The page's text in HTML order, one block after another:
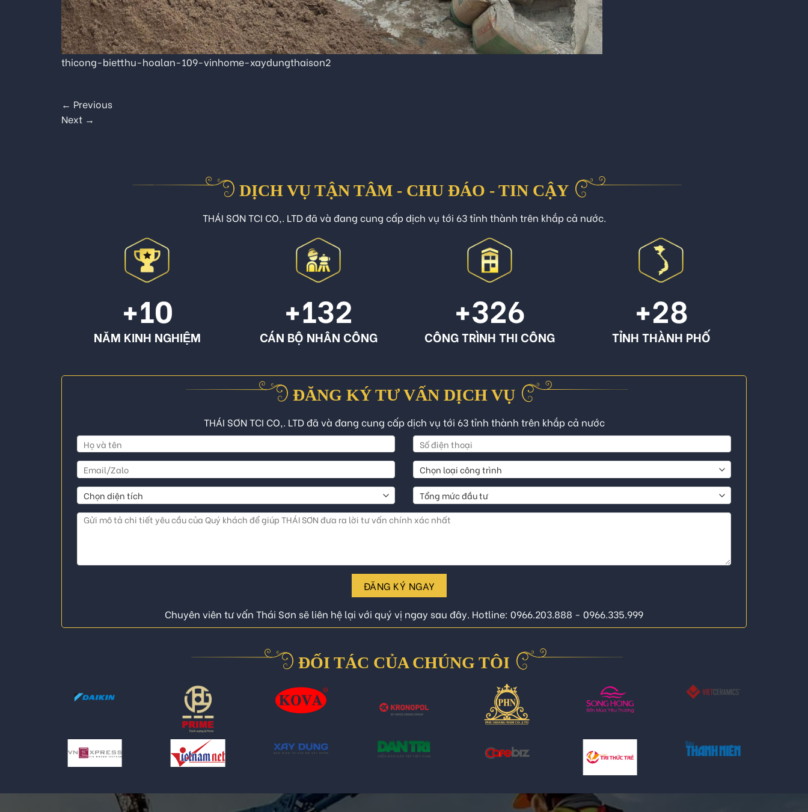
thicong-bietthu-hoalan-109-vinhome-xaydungthaison2
← Previous
Next →
DỊCH VỤ TẬN TÂM - CHU ĐÁO - TIN CẬY
THÁI SƠN TCI CO,. LTD đã và đang cung cấp dịch vụ tới 63 tỉnh thành trên khắp cả nước.
+10
NĂM KINH NGHIỆM
+132
CÁN BỘ NHÂN CÔNG
+326
CÔNG TRÌNH THI CÔNG
+28
TỈNH THÀNH PHỐ
ĐĂNG KÝ TƯ VẤN DỊCH VỤ
THÁI SƠN TCI CO,. LTD đã và đang cung cấp dịch vụ tới 63 tỉnh thành trên khắp cả nước
ĐĂNG KÝ NGAY
Chuyên viên tư vấn Thái Sơn sẽ liên hệ lại với quý vị ngay sau đây. Hotline: 0966.203.888 - 0966.335.999
ĐỐI TÁC CỦA CHÚNG TÔI